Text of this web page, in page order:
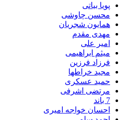
پویا بیاتی
محسن چاوشی
همایون شجریان
مهدی مقدم
امیر علی
میثم ابراهیمی
فرزاد فرزین
مجید خراطها
حمید عسکری
مرتضی اشرفی
7 باند
احسان خواجه امیری